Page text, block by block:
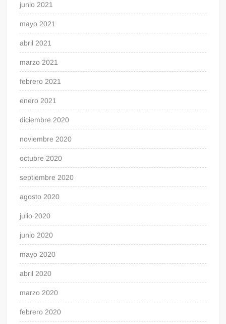
junio 2021
mayo 2021
abril 2021
marzo 2021
febrero 2021
enero 2021
diciembre 2020
noviembre 2020
octubre 2020
septiembre 2020
agosto 2020
julio 2020
junio 2020
mayo 2020
abril 2020
marzo 2020
febrero 2020